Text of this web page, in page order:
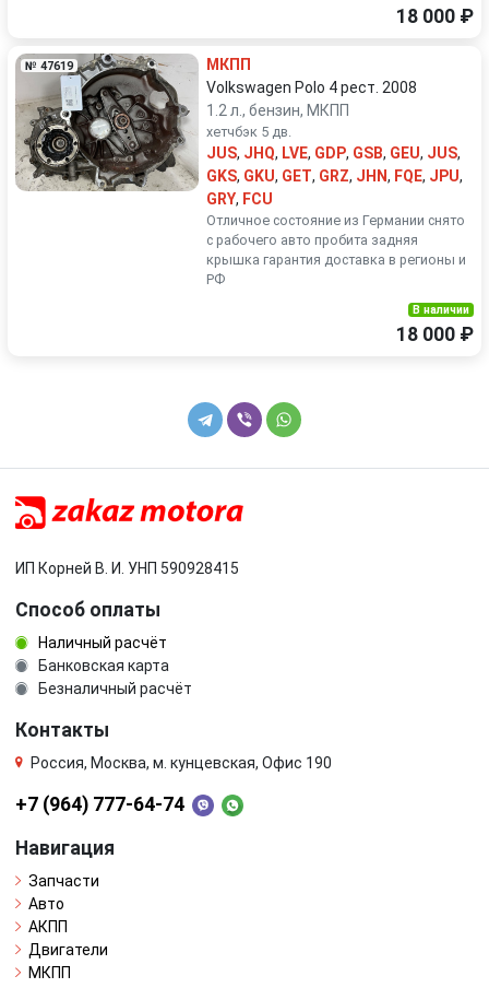
18 000 ₽
№ 47619
МКПП
Volkswagen Polo 4 рест. 2008
1.2 л., бензин, МКПП
хетчбэк 5 дв.
JUS, JHQ, LVE, GDP, GSB, GEU, JUS,
GKS, GKU, GET, GRZ, JHN, FQE, JPU,
GRY, FCU
Отличное состояние из Германии снято
с рабочего авто пробита задняя
крышка гарантия доставка в регионы и
РФ
В наличии
18 000 ₽
ИП Корней В. И. УНП 590928415
Способ оплаты
Наличный расчёт
Банковская карта
Безналичный расчёт
Контакты
Россия, Москва, м. кунцевская, Офис 190
+7 (964) 777-64-74
Навигация
Запчасти
Авто
АКПП
Двигатели
МКПП